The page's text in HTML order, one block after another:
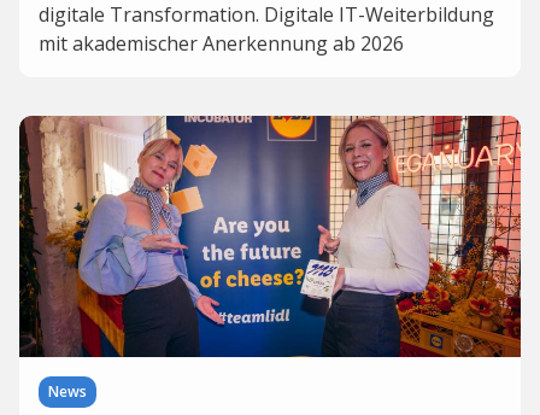
digitale Transformation. Digitale IT-Weiterbildung
mit akademischer Anerkennung ab 2026
News